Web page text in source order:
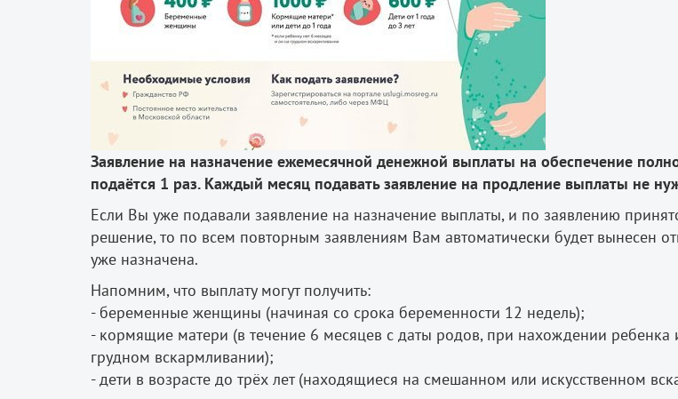
Заявление на назначение ежемесячной денежной выплаты на обеспечение
подаётся 1 раз. Каждый месяц подавать заявление на продление выплаты не
Если Вы уже подавали заявление на назначение выплаты, и по заявлению
решение, то по всем повторным заявлениям Вам автоматически будет вынесен
уже назначена.
Напомним, что выплату могут получить:
- беременные женщины (начиная со срока беременности 12 недель);
- кормящие матери (в течение 6 месяцев с даты родов, при нахождении ребенка
грудном вскармливании);
- дети в возрасте до трёх лет (находящиеся на смешанном или искусственном